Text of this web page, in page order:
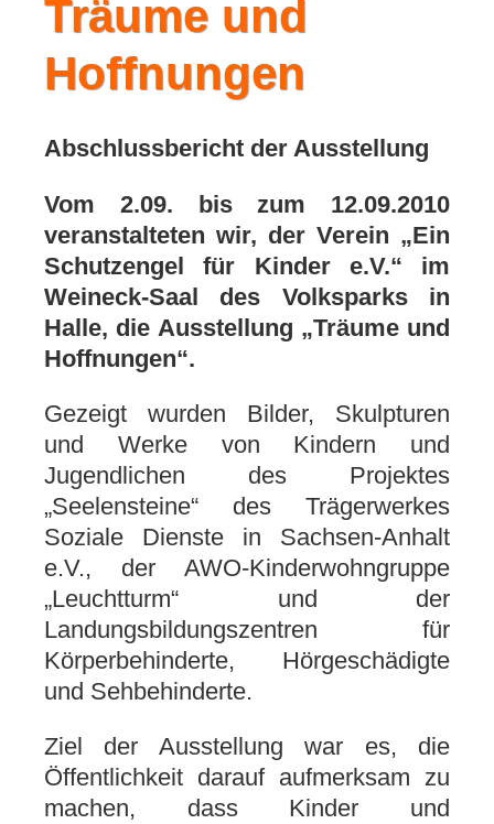
Träume und
Hoffnungen
Abschlussbericht der Ausstellung
Vom 2.09. bis zum 12.09.2010
veranstalteten wir, der Verein „Ein
Schutzengel für Kinder e.V.“ im
Weineck-Saal des Volksparks in
Halle, die Ausstellung „Träume und
Hoffnungen“.
Gezeigt wurden Bilder, Skulpturen
und Werke von Kindern und
Jugendlichen des Projektes
„Seelensteine“ des Trägerwerkes
Soziale Dienste in Sachsen-Anhalt
e.V., der AWO-Kinderwohngruppe
„Leuchtturm“ und der
Landungsbildungszentren für
Körperbehinderte, Hörgeschädigte
und Sehbehinderte.
Ziel der Ausstellung war es, die
Öffentlichkeit darauf aufmerksam zu
machen, dass Kinder und